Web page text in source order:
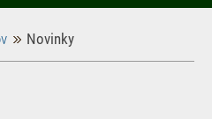
Novinky